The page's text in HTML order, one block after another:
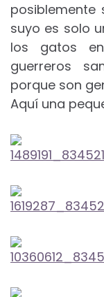
posiblemente
suyo es solo
los gatos
guerreros
porque son
Aquí una